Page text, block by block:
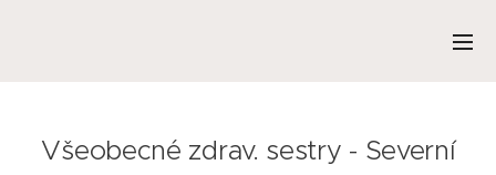
Všeobecné zdrav. sestry - Severní